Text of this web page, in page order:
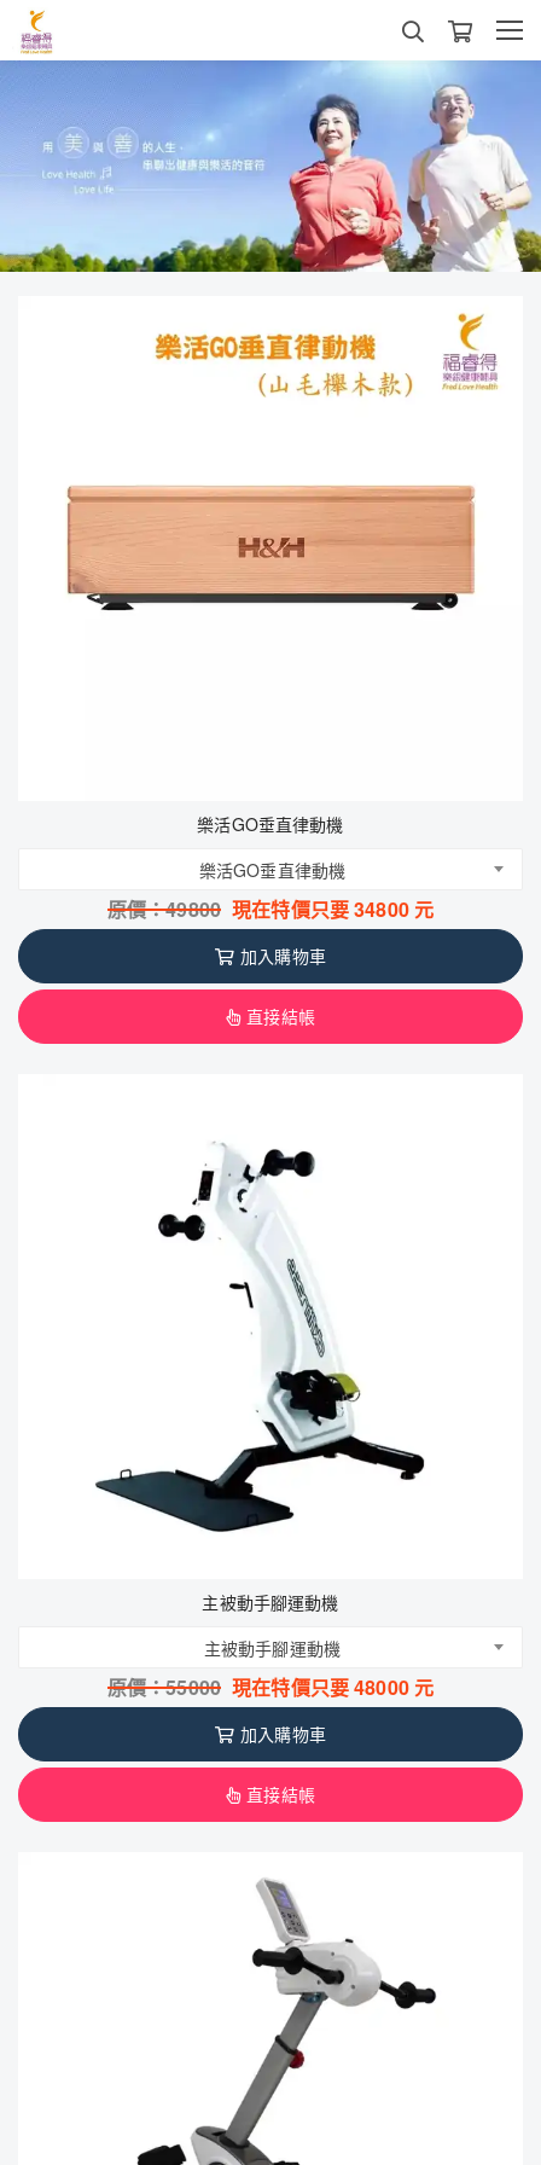
樂活GO垂直律動機
樂活GO垂直律動機
原價：49800 現在特價只要34800元
加入購物車
直接結帳
主被動手腳運動機
主被動手腳運動機
原價：55000 現在特價只要48000元
加入購物車
直接結帳